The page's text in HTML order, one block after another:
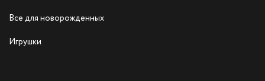
Все для новорожденных
Игрушки